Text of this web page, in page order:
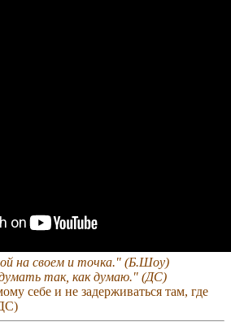
на своем и точка." (Б.Шоу)
так, как думаю." (ДС)
себе и не задерживаться там, где